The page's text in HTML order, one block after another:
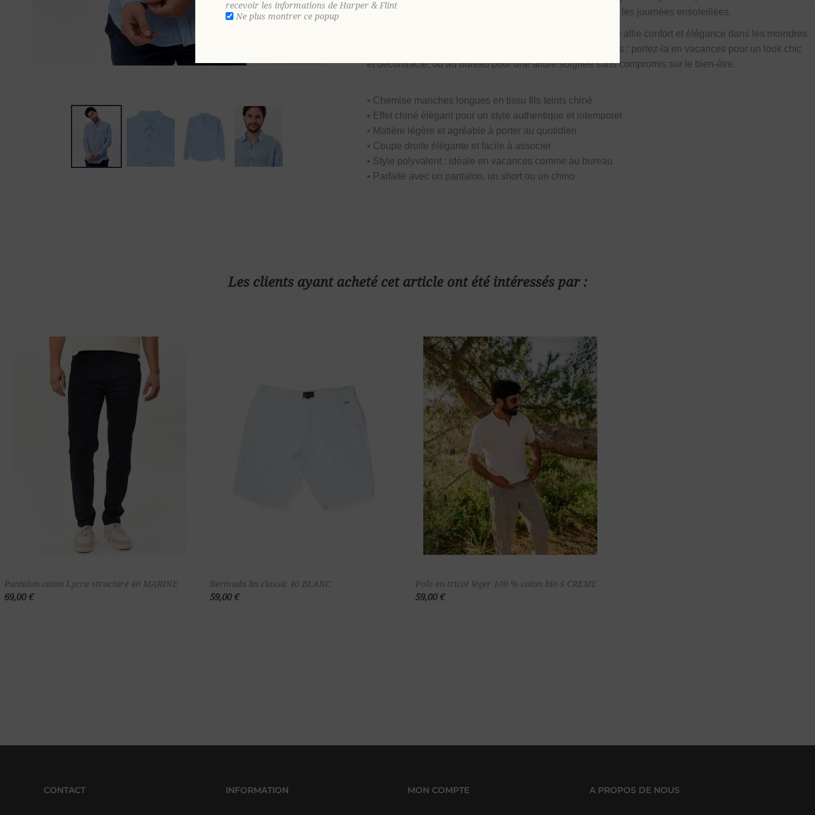
elle offre une agréable sensation de fraîcheur, parfaite pour les journées ensoleillées.
au tombé impeccable, cette chemise allie confort et élégance dans les moindres
détails. Son style polyvalent s’adapte à toutes les occasions : portez-la en vacances pour un look chic
et décontracté, ou au bureau pour une allure soignée sans compromis sur le bien-être.
• Chemise manches longues en tissu fils teints chiné
• Effet chiné élégant pour un style authentique et intemporel
• Matière légère et agréable à porter au quotidien
• Coupe droite élégante et facile à associer
• Style polyvalent : idéale en vacances comme au bureau
• Parfaite avec un pantalon, un short ou un chino
Les clients ayant acheté cet article ont été intéressés par :
Ajouter au
Pantalon coton Lycra structuré 40 MARINE
69,00 €
Ajouter au
Bermuda lin classic 40 BLANC
59,00 €
Ajouter au
Polo en tricot léger 100 % coton bio S CREME
59,00 €
CONTACT INFORMATION MON COMPTE A PROPOS DE NOUS
recevoir les informations de Harper & Flint
Ne plus montrer ce popup